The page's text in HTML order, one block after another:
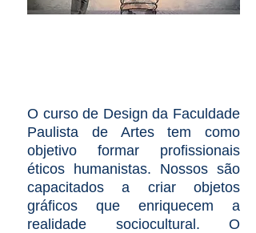
O curso de Design da Faculdade
Paulista de Artes forma profissionais
O curso de Design da Faculdade
Paulista de Artes tem como
objetivo formar profissionais
éticos humanistas. Nossos são
capacitados a criar objetos
gráficos que enriquecem a
realidade sociocultural. O